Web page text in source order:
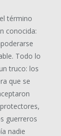
término
conocida:
Todo lo
truco: los
que se
guerreros
nadie